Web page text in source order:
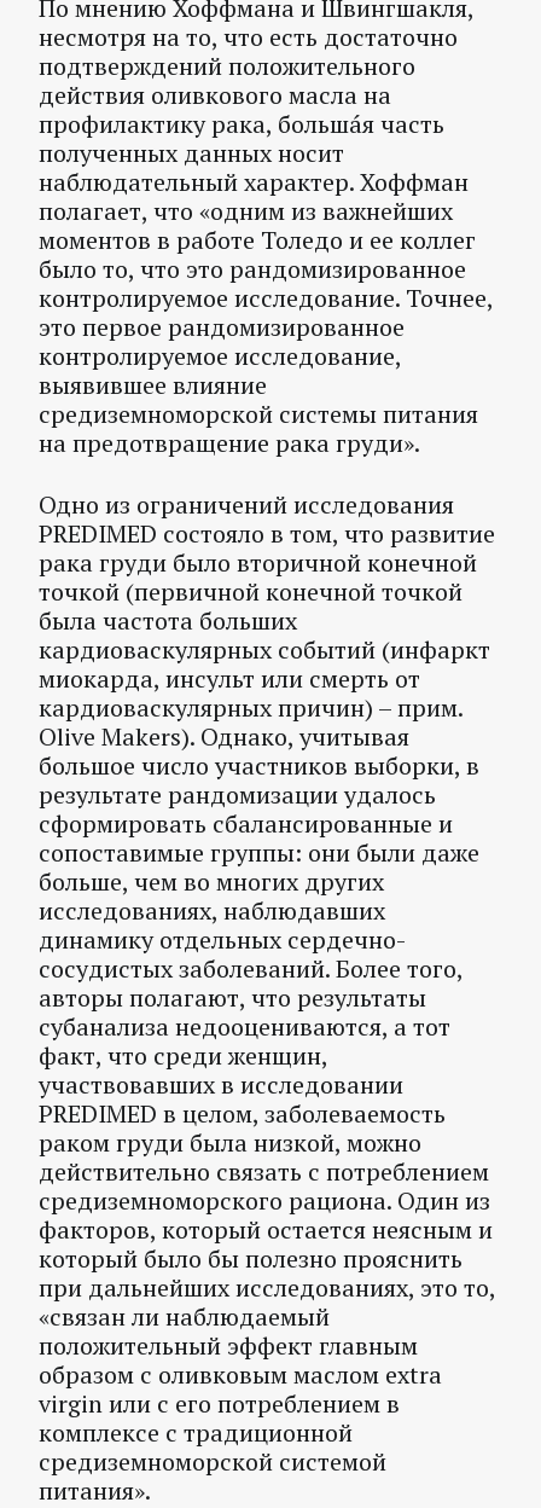
По мнению Хоффмана и Швингшакля,
несмотря на то, что есть достаточно
подтверждений положительного
действия оливкового масла на
профилактику рака, большáя часть
полученных данных носит
наблюдательный характер. Хоффман
полагает, что «одним из важнейших
моментов в работе Толедо и ее коллег
было то, что это рандомизированное
контролируемое исследование. Точнее,
это первое рандомизированное
контролируемое исследование,
выявившее влияние
средиземноморской системы питания
на предотвращение рака груди».
Одно из ограничений исследования
PREDIMED состояло в том, что развитие
рака груди было вторичной конечной
точкой (первичной конечной точкой
была частота больших
кардиоваскулярных событий (инфаркт
миокарда, инсульт или смерть от
кардиоваскулярных причин) – прим.
Olive Makers). Однако, учитывая
большое число участников выборки, в
результате рандомизации удалось
сформировать сбалансированные и
сопоставимые группы: они были даже
больше, чем во многих других
исследованиях, наблюдавших
динамику отдельных сердечно-
сосудистых заболеваний. Более того,
авторы полагают, что результаты
субанализа недооцениваются, а тот
факт, что среди женщин,
участвовавших в исследовании
PREDIMED в целом, заболеваемость
раком груди была низкой, можно
действительно связать с потреблением
средиземноморского рациона. Один из
факторов, который остается неясным и
который было бы полезно прояснить
при дальнейших исследованиях, это то,
«связан ли наблюдаемый
положительный эффект главным
образом с оливковым маслом extra
virgin или с его потреблением в
комплексе с традиционной
средиземноморской системой
питания».